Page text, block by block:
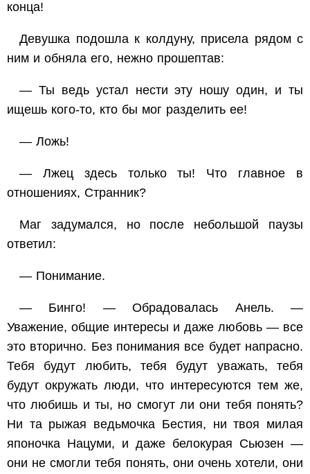
конца!
Девушка подошла к колдуну, присела рядом с
ним и обняла его, нежно прошептав:
— Ты ведь устал нести эту ношу один, и ты
ищешь кого-то, кто бы мог разделить ее!
— Ложь!
— Лжец здесь только ты! Что главное в
отношениях, Странник?
Маг задумался, но после небольшой паузы
ответил:
— Понимание.
— Бинго! — Обрадовалась Анель. —
Уважение, общие интересы и даже любовь — все
это вторично. Без понимания все будет напрасно.
Тебя будут любить, тебя будут уважать, тебя
будут окружать люди, что интересуются тем же,
что любишь и ты, но смогут ли они тебя понять?
Ни та рыжая ведьмочка Бестия, ни твоя милая
японочка Нацуми, и даже белокурая Сьюзен —
они не смогли тебя понять, они очень хотели, они